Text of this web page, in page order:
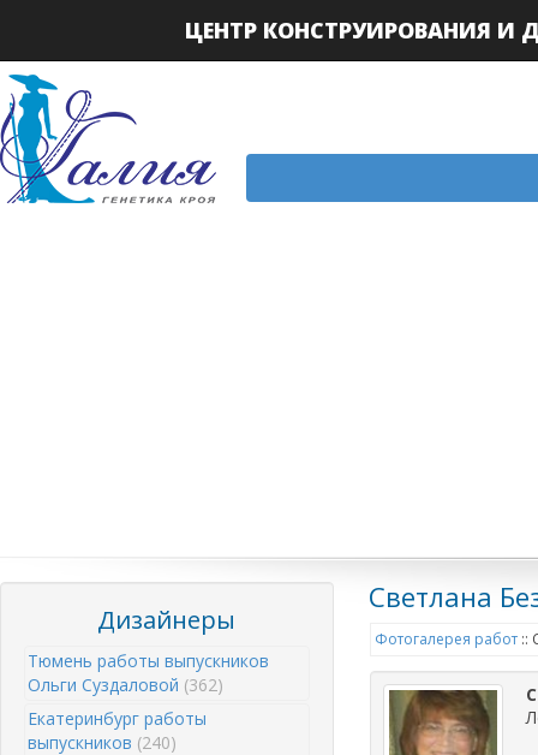
ЦЕНТР КОНСТРУИРОВАНИЯ
Дизайнеры
Тюмень работы выпускников
Ольги Суздаловой (362)
Екатеринбург работы
выпускников (240)
Светлана
Фотогалерея работ ::